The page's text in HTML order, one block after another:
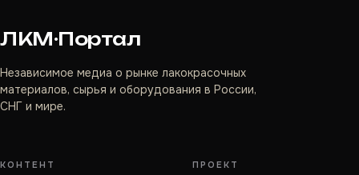
ЛКМ·Портал
Независимое медиа о рынке лакокрасочных
материалов, сырья и оборудования в России,
СНГ и мире.
КОНТЕНТ ПРОЕКТ